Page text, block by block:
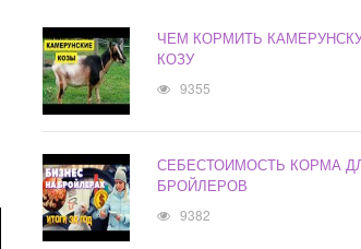
ЧЕМ КОРМИТЬ
КОЗУ
9355
СЕБЕСТОИМОСТЬ КОРМА
БРОЙЛЕРОВ
9382